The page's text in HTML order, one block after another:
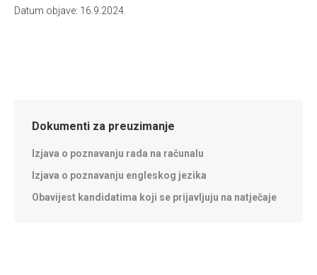
Datum objave: 16.9.2024.
Dokumenti za preuzimanje
Izjava o poznavanju rada na računalu
Izjava o poznavanju engleskog jezika
Obavijest kandidatima koji se prijavljuju na natječaje